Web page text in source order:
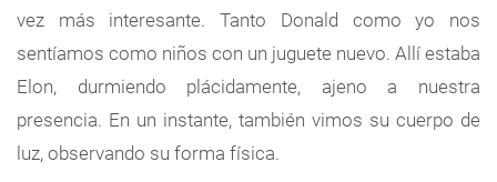
vez más interesante. Tanto Donald como yo nos
sentíamos como niños con un juguete nuevo. Allí estaba
Elon, durmiendo plácidamente, ajeno a nuestra
presencia. En un instante, también vimos su cuerpo de
luz, observando su forma física.